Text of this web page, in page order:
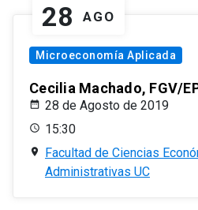
28 AGO
Microeconomía Aplicada
Cecilia Machado, FGV/
28 de Agosto de 2019
15:30
Facultad de Ciencias
Administrativas UC